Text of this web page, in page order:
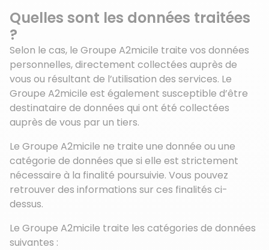
Quelles sont les données traitées
?
Selon le cas, le Groupe A2micile traite vos données
personnelles, directement collectées auprès de
vous ou résultant de l’utilisation des services. Le
Groupe A2micile est également susceptible d’être
destinataire de données qui ont été collectées
auprès de vous par un tiers.
Le Groupe A2micile ne traite une donnée ou une
catégorie de données que si elle est strictement
nécessaire à la finalité poursuivie. Vous pouvez
retrouver des informations sur ces finalités ci-
dessus.
Le Groupe A2micile traite les catégories de données
suivantes :